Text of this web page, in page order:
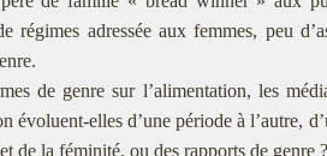
régimes adressée aux femmes, peu
de genre sur l’alimentation, les
évoluent-elles d’une période à l’autre,
de la féminité, ou des rapports de genre ?